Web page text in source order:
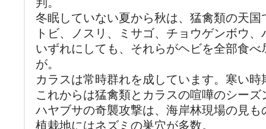
冬眠していない夏から秋は、猛禽類の天国
トビ、ノスリ、ミサゴ、チョウゲンボウ
いずれにしても、それらがヘビを全部食
が。
カラスは常時群れを成しています。寒い
これからは猛禽類とカラスの喧嘩のシーズ
ハヤブサの奇襲攻撃は、海岸林現場の見も
植栽地にはネズミの巣穴が多数。